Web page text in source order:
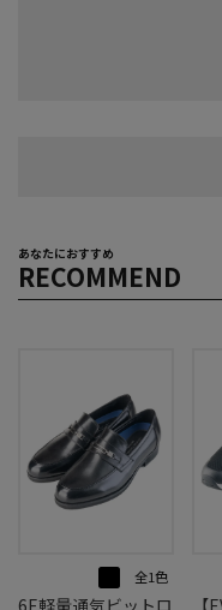
あなたにおすすめ
RECOMMEND
全1色
6E軽量通気ビットロ
【